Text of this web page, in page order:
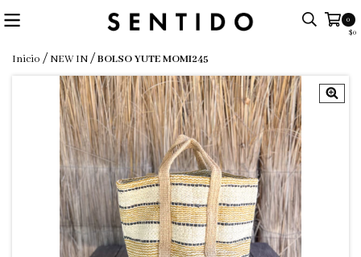
0
$0
Inicio / NEW IN/BOLSO YUTE MOMI245